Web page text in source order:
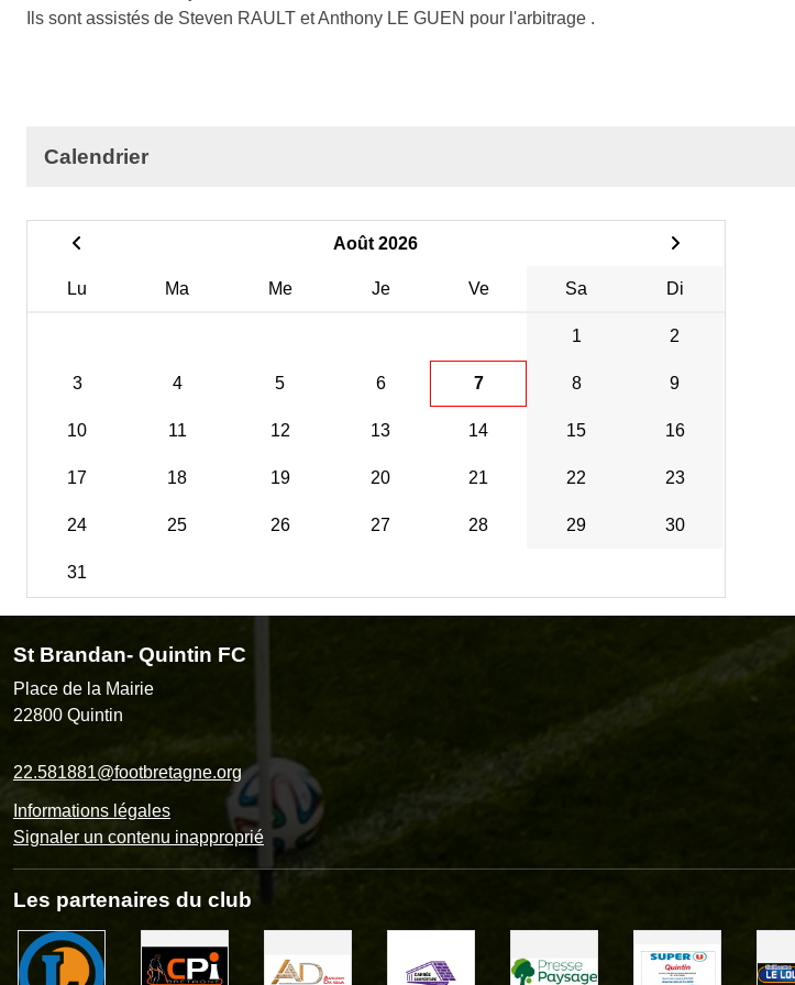
Ils sont assistés de Steven RAULT et Anthony LE GUEN pour l'arbitrage .
Calendrier
Août 2026
Lu Ma Me Je Ve Sa Di
1 2
3 4 5 6 7 8 9
10 11 12 13 14 15 16
17 18 19 20 21 22 23
24 25 26 27 28 29 30
31
St Brandan- Quintin FC
Place de la Mairie
22800 Quintin
22.581881@footbretagne.org
Informations légales
Signaler un contenu inapproprié
Les partenaires du club